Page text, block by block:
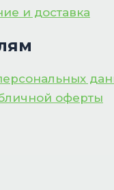
и доставка
оферты